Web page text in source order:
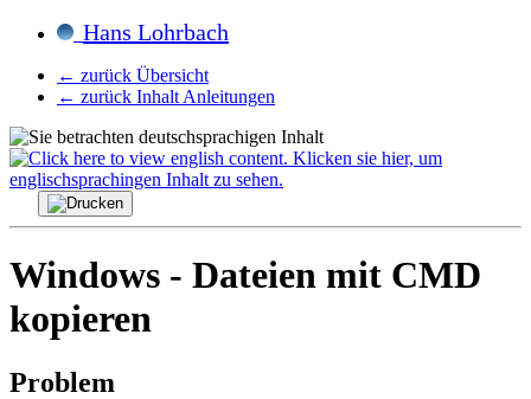
Hans Lohrbach
← zurück Übersicht
← zurück Inhalt Anleitungen
Windows - Dateien mit CMD
kopieren
Problem